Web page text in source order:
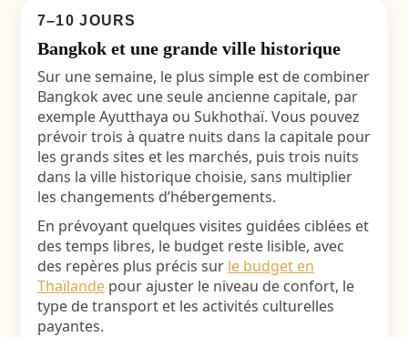
7–10 JOURS
Bangkok et une grande ville historique
Sur une semaine, le plus simple est de combiner
Bangkok avec une seule ancienne capitale, par
exemple Ayutthaya ou Sukhothaï. Vous pouvez
prévoir trois à quatre nuits dans la capitale pour
les grands sites et les marchés, puis trois nuits
dans la ville historique choisie, sans multiplier
les changements d’hébergements.
En prévoyant quelques visites guidées ciblées et
des temps libres, le budget reste lisible, avec
des repères plus précis sur le budget en
Thaïlandepour ajuster le niveau de confort, le
type de transport et les activités culturelles
payantes.